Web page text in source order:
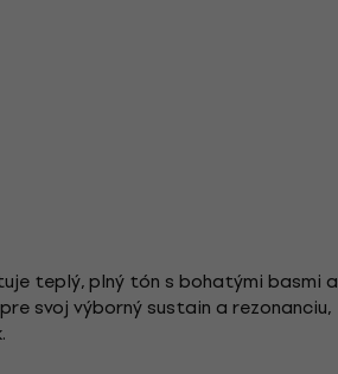
teplý, plný tón s bohatými basmi a
svoj výborný sustain a rezonanciu,